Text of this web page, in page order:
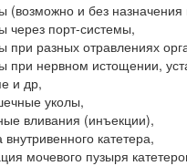
(возможно и без назначения
через порт-системы,
при разных отравлениях
при нервном истощении,
и др,
уколы,
вливания (инъекции),
внутривенного катетера,
мочевого пузыря